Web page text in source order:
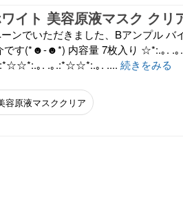
イト 美容原液マスク クリ
ンでいただきました、Bアンプル バ
です(*☻-☻*) 内容量 7枚入り ☆*:.｡. .
｡. .｡.:*☆☆*:.｡. .... 続きをみる
容原液マスククリア